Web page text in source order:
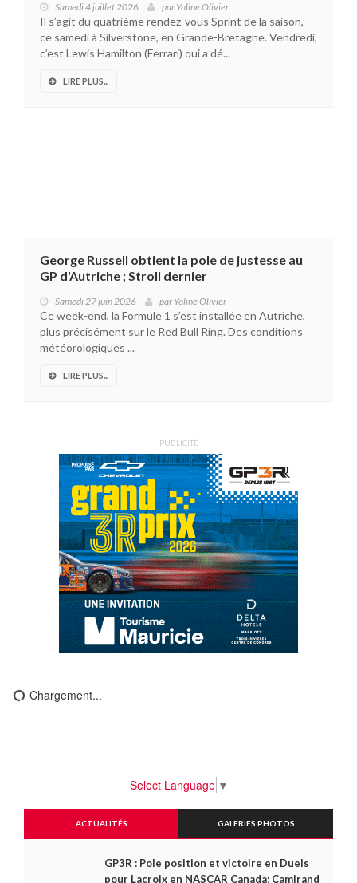
Samedi 4 juillet 2026 par Yoline Olivier
Il s’agit du quatrième rendez-vous Sprint de la saison,
ce samedi à Silverstone, en Grande-Bretagne. Vendredi,
c’est Lewis Hamilton (Ferrari) qui a dé...
LIRE PLUS...
George Russell obtient la pole de justesse au
GP d'Autriche ; Stroll dernier
Samedi 27 juin 2026 par Yoline Olivier
Ce week-end, la Formule 1 s’est installée en Autriche,
plus précisément sur le Red Bull Ring. Des conditions
météorologiques ...
LIRE PLUS...
PUBLICITÉ
Chargement...
Select Language ▼
ACTUALITÉS GALERIES PHOTOS
GP3R : Pole position et victoire en Duels
pour Lacroix en NASCAR Canada; Camirand